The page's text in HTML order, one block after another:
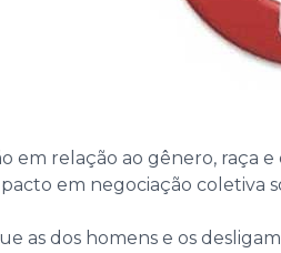
relação ao gênero, raça
em negociação
as dos homens e os